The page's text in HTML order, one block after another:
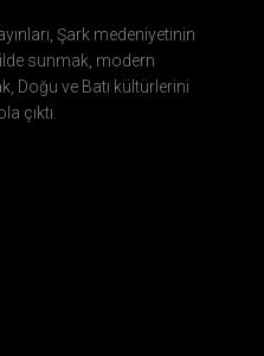
Şark medeniyetinin
sunmak, modern
Doğu ve Batı kültürlerini
çıktı.